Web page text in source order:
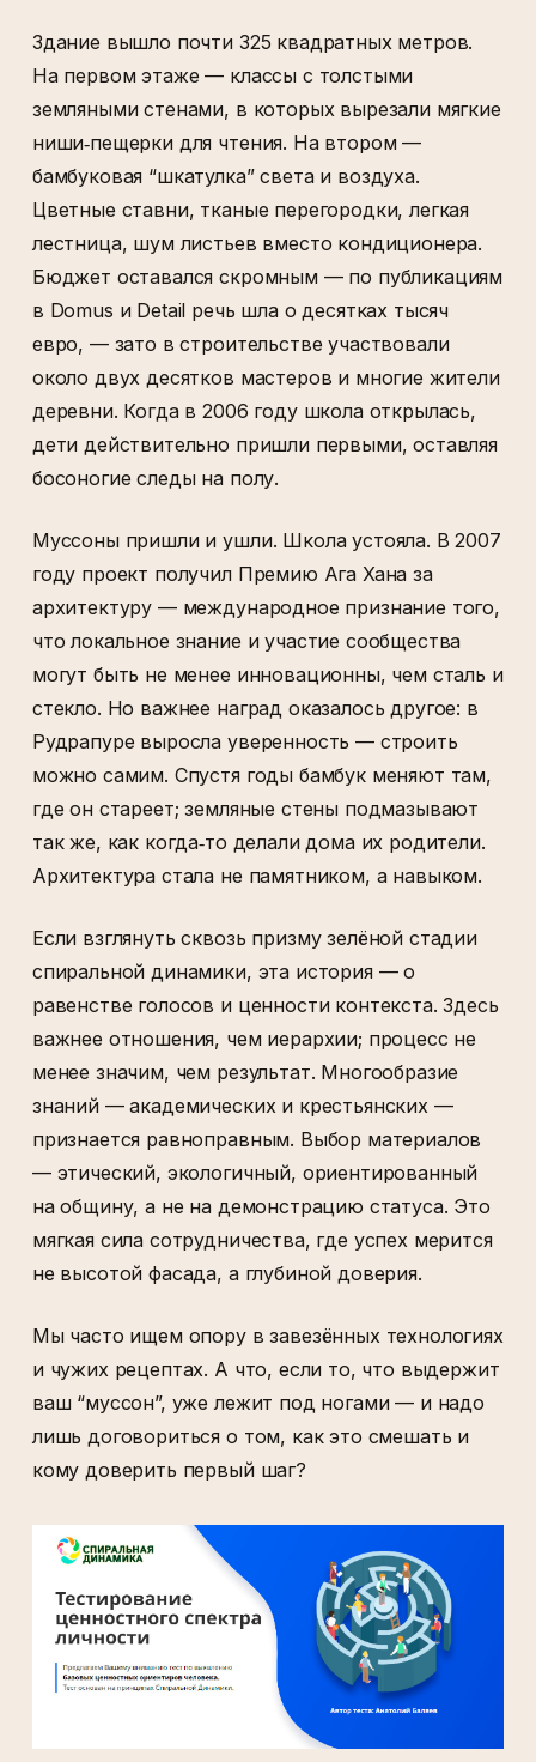
Здание вышло почти 325 квадратных метров.
На первом этаже — классы с толстыми
земляными стенами, в которых вырезали мягкие
ниши‑пещерки для чтения. На втором —
бамбуковая “шкатулка” света и воздуха.
Цветные ставни, тканые перегородки, легкая
лестница, шум листьев вместо кондиционера.
Бюджет оставался скромным — по публикациям
в Domus и Detail речь шла о десятках тысяч
евро, — зато в строительстве участвовали
около двух десятков мастеров и многие жители
деревни. Когда в 2006 году школа открылась,
дети действительно пришли первыми, оставляя
босоногие следы на полу.
Муссоны пришли и ушли. Школа устояла. В 2007
году проект получил Премию Ага Хана за
архитектуру — международное признание того,
что локальное знание и участие сообщества
могут быть не менее инновационны, чем сталь и
стекло. Но важнее наград оказалось другое: в
Рудрапуре выросла уверенность — строить
можно самим. Спустя годы бамбук меняют там,
где он стареет; земляные стены подмазывают
так же, как когда‑то делали дома их родители.
Архитектура стала не памятником, а навыком.
Если взглянуть сквозь призму зелёной стадии
спиральной динамики, эта история — о
равенстве голосов и ценности контекста. Здесь
важнее отношения, чем иерархии; процесс не
менее значим, чем результат. Многообразие
знаний — академических и крестьянских —
признается равноправным. Выбор материалов
— этический, экологичный, ориентированный
на общину, а не на демонстрацию статуса. Это
мягкая сила сотрудничества, где успех мерится
не высотой фасада, а глубиной доверия.
Мы часто ищем опору в завезённых технологиях
и чужих рецептах. А что, если то, что выдержит
ваш “муссон”, уже лежит под ногами — и надо
лишь договориться о том, как это смешать и
кому доверить первый шаг?